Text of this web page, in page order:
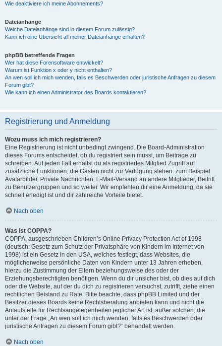
Wie deaktiviere ich meine Abonnements?
Dateianhänge
Welche Dateianhänge sind in diesem Forum zulässig?
Kann ich eine Übersicht all meiner Dateianhänge erhalten?
phpBB betreffende Fragen
Wer hat diese Forensoftware entwickelt?
Warum ist Funktion x oder y nicht enthalten?
An wen soll ich mich wenden, falls es Beschwerden oder juristische Anfragen zu diesem
Forum gibt?
Wie kann ich einen Administrator des Boards kontaktieren?
Registrierung und Anmeldung
Wozu muss ich mich registrieren?
Eine Registrierung ist nicht unbedingt zwingend. Die Board-Administration
dieses Forums entscheidet, ob du registriert sein musst, um Beiträge zu
schreiben. Auf jeden Fall erhältst du als registriertes Mitglied Zugriff auf
zusätzliche Funktionen, die Gästen nicht zur Verfügung stehen: zum Beispiel
Avatarbilder, Private Nachrichten, E-Mail-Versand an andere Mitglieder, Beitritt
zu Benutzergruppen und so weiter. Wir empfehlen dir eine Anmeldung, da sie
schnell erledigt ist und dir zahlreiche Vorteile bietet.
Nach oben
Was ist COPPA?
COPPA, ausgeschrieben Children’s Online Privacy Protection Act of 1998
(deutsch: Gesetz zum Schutz der Privatsphäre von Kindern im Internet von
1998) ist ein Gesetz in den USA, welches festlegt, dass Websites, die
möglicherweise persönliche Daten von Kindern unter 13 Jahren erheben,
hierzu die Zustimmung der Eltern beziehungsweise des oder der
Erziehungsberechtigten benötigen. Wenn du dir unsicher bist, ob dies auf dich
oder die Website, auf der du dich zu registrieren versuchst, zutrifft, ziehe einen
rechtlichen Beistand zu Rate. Bitte beachte, dass phpBB Limited und der
Besitzer dieses Boards keine Rechtsberatung anbieten kann und nicht die
Anlaufstelle für Rechtsangelegenheiten jeglicher Art ist; außer solchen, die
unter der Frage „An wen soll ich mich wenden, falls es Beschwerden oder
juristische Anfragen zu diesem Forum gibt?“ behandelt werden.
Nach oben